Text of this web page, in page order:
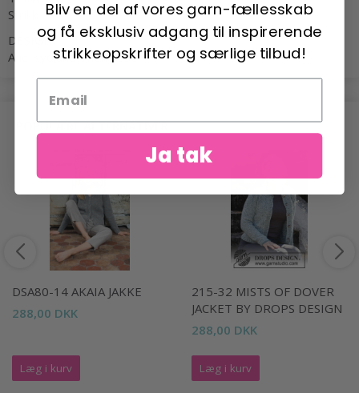
Strikk
DESIGN
Ane Kydland Thomassen
POPULÆRE ALTERNATIVER
DSA80-14 AKAIA JAKKE
288,00 DKK
Læg i kurv
215-32 MISTS OF DOVER
JACKET BY DROPS DESIGN
288,00 DKK
Læg i kurv
Bliv en del af vores garn-fællesskab
og få eksklusiv adgang til inspirerende
strikkeopskrifter og særlige tilbud!
Ja tak